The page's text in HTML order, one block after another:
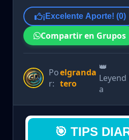
¡Excelente Aporte! (0)
Compartir en Grupos
Po
r:
elgranda
tero
👑
Leyend
a
🎯 TIPS